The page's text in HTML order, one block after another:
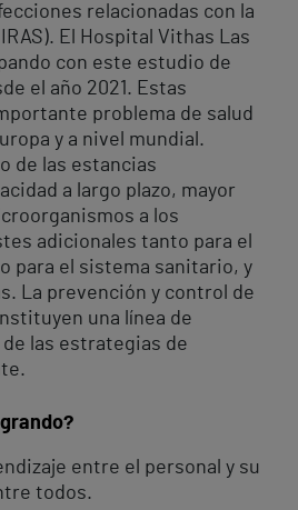
relacionadas con la
El Hospital Vithas Las
con este estudio de
el año 2021. Estas
problema de salud
y a nivel mundial.
de las estancias
a largo plazo, mayor
a los
adicionales tanto para el
para el sistema sanitario, y
La prevención y control de
una línea de
las estrategias de
entre el personal y su
todos.